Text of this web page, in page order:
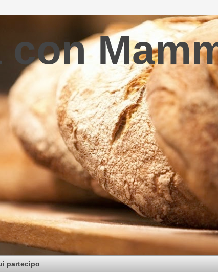
con
partecipo